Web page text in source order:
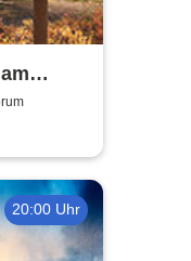
20:00 Uhr